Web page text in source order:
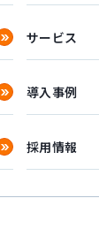
サービス
導入事例
採用情報